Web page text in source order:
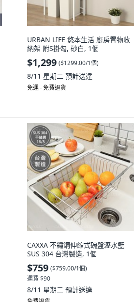
URBAN LIFE 悠本生活 廚房置物收
納架 附S掛勾, 砂白, 1個
$1,299 ($1299.00/1個)
8/11 星期二 預計送達
免運 ∙ 免費退貨
CAXXA 不鏽鋼伸縮式碗盤瀝水籃
SUS 304 台灣製造, 1個
$759 ($759.00/1個)
運費 $90
8/11 星期二 預計送達